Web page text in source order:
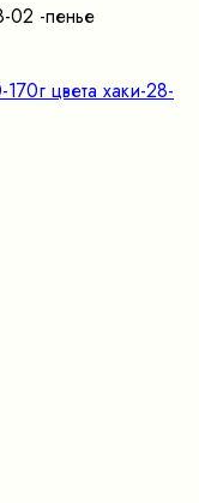
02 -пенье